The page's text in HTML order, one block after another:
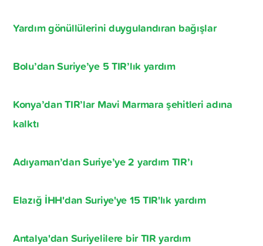
Yardım gönüllülerini duygulandıran bağışlar
Bolu’dan Suriye’ye 5 TIR’lık yardım
Konya’dan TIR’lar Mavi Marmara şehitleri adına
kalktı
Adıyaman’dan Suriye’ye 2 yardım TIR’ı
Elazığ İHH'dan Suriye'ye 15 TIR'lık yardım
Antalya'dan Suriyelilere bir TIR yardım